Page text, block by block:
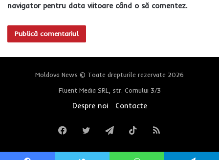
navigator pentru data viitoare când o să comentez.
Moldova News © Toate drepturile rezervate 2026
Fluent Media SRL, str. Cornului 3/3
Despre noi Contacte
FacebookTwitterTelegramTikTokRSS